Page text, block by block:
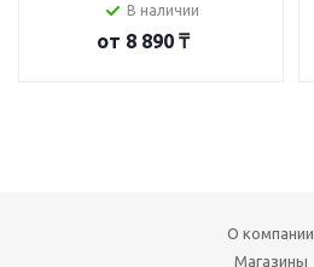
В наличии
от 8 890 ₸
О компании
Магазины